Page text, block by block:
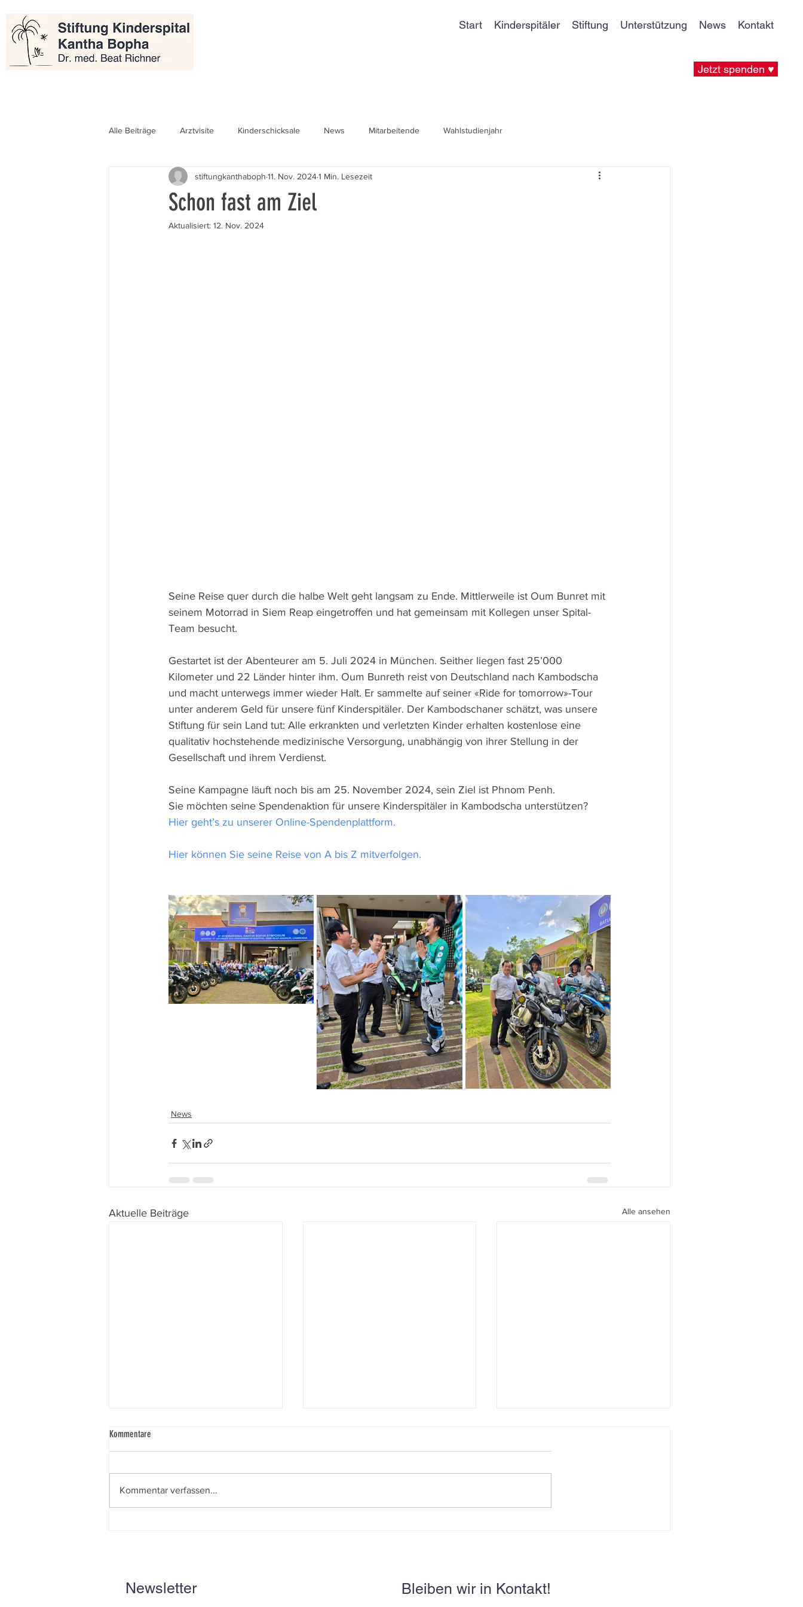
Jetzt spenden ♥
Start Kinderspitäler Stiftung Unterstützung News Kontakt
Alle Beiträge Arztvisite Kinderschicksale News Mitarbeitende Wahlstudienjahr
Schon fast am Ziel
stiftungkanthaboph 11. Nov. 20241 Min. Lesezeit
Aktualisiert: 12. Nov. 2024
Seine Reise quer durch die halbe Welt geht langsam zu Ende. Mittlerweile ist Oum Bunret mit
seinem Motorrad in Siem Reap eingetroffen und hat gemeinsam mit Kollegen unser Spital-
Team besucht.
Gestartet ist der Abenteurer am 5. Juli 2024 in München. Seither liegen fast 25’000
Kilometer und 22 Länder hinter ihm. Oum Bunreth reist von Deutschland nach Kambodscha
und macht unterwegs immer wieder Halt. Er sammelte auf seiner «Ride for tomorrow»-Tour
unter anderem Geld für unsere fünf Kinderspitäler. Der Kambodschaner schätzt, was unsere
Stiftung für sein Land tut: Alle erkrankten und verletzten Kinder erhalten kostenlose eine
qualitativ hochstehende medizinische Versorgung, unabhängig von ihrer Stellung in der
Gesellschaft und ihrem Verdienst.
Seine Kampagne läuft noch bis am 25. November 2024, sein Ziel ist Phnom Penh.
Sie möchten seine Spendenaktion für unsere Kinderspitäler in Kambodscha unterstützen?
Hier geht’s zu unserer Online-Spendenplattform.
Hier können Sie seine Reise von A bis Z mitverfolgen.
News
Aktuelle Beiträge Alle ansehen
Knie-Gala 2026 Bilanz 2025
Kommentare
Kommentar verfassen...
Newsletter Bleiben wir in Kontakt!